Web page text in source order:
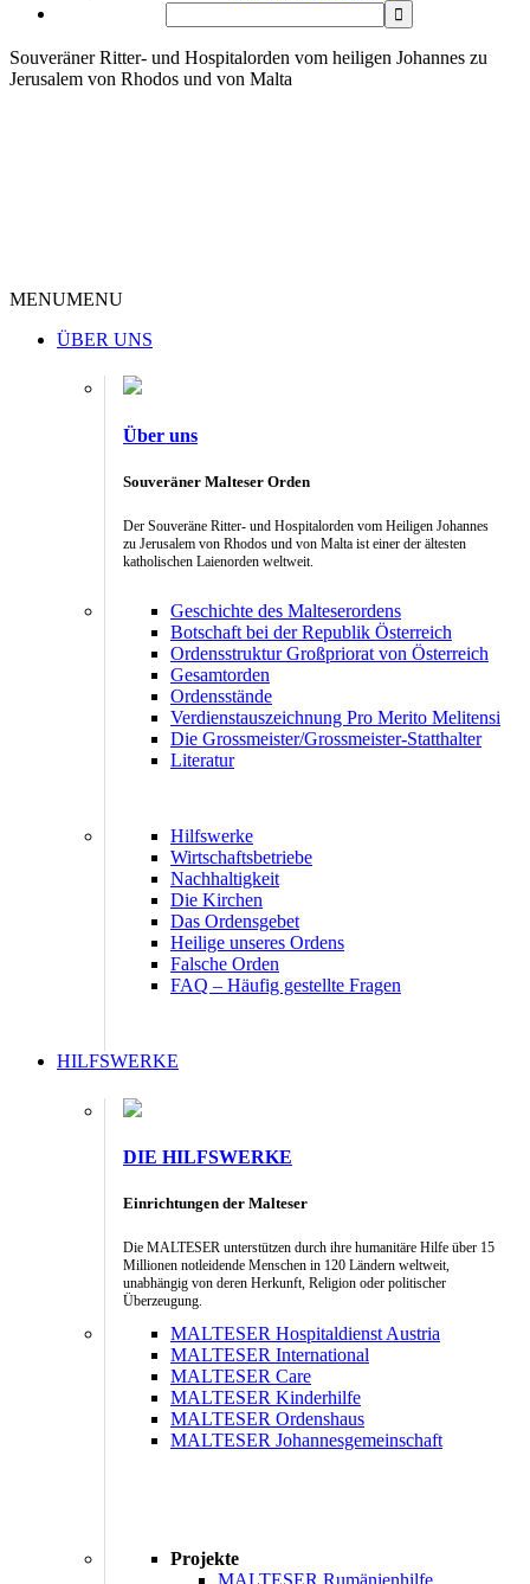
Souveräner Ritter- und Hospitalorden vom heiligen Johannes zu
Jerusalem von Rhodos und von Malta
MENUMENU
ÜBER UNS
Über uns
Souveräner Malteser Orden
Der Souveräne Ritter- und Hospitalorden vom Heiligen Johannes
zu Jerusalem von Rhodos und von Malta ist einer der ältesten
katholischen Laienorden weltweit.
Geschichte des Malteserordens
Botschaft bei der Republik Österreich
Ordensstruktur Großpriorat von Österreich
Gesamtorden
Ordensstände
Verdienstauszeichnung Pro Merito Melitensi
Die Grossmeister/Grossmeister-Statthalter
Literatur
Hilfswerke
Wirtschaftsbetriebe
Nachhaltigkeit
Die Kirchen
Das Ordensgebet
Heilige unseres Ordens
Falsche Orden
FAQ – Häufig gestellte Fragen
HILFSWERKE
DIE HILFSWERKE
Einrichtungen der Malteser
Die MALTESER unterstützen durch ihre humanitäre Hilfe über 15
Millionen notleidende Menschen in 120 Ländern weltweit,
unabhängig von deren Herkunft, Religion oder politischer
Überzeugung.
MALTESER Hospitaldienst Austria
MALTESER International
MALTESER Care
MALTESER Kinderhilfe
MALTESER Ordenshaus
MALTESER Johannesgemeinschaft
Projekte
MALTESER Rumänienhilfe